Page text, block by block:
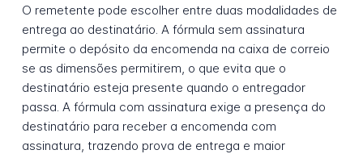
O remetente pode escolher entre duas modalidades de
entrega ao destinatário. A fórmula sem assinatura
permite o depósito da encomenda na caixa de correio
se as dimensões permitirem, o que evita que o
destinatário esteja presente quando o entregador
passa. A fórmula com assinatura exige a presença do
destinatário para receber a encomenda com
assinatura, trazendo prova de entrega e maior